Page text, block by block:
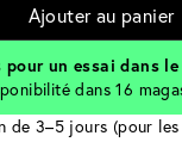
Ajouter au panier
pour un essai dans
dans 16
de 3–5 jours (pour